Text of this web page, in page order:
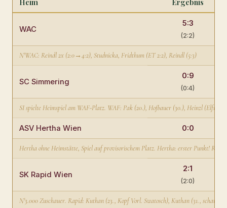
WAC
5:3
(2:2)
N'WAC: Reindl 2x (2:0→4:2), Studnicka, Fridthum (ET 2:2), Reindl (5:3)
SC Simmering
0:9
(0:4)
SI spielte Heimspiel am WAF-Platz. WAF: Pak (20.), Hofbauer (30.), Heinzl (Elfm.
ASV Hertha Wien 0:0
Hertha ohne Heimstätte, Spiel auf provisorischem Platz. Hertha: erster Punkt!
SK Rapid Wien
2:1
(2:0)
N'3.000 Zuschauer. Rapid: Kuthan (23., Kopf Vorl. Swatosch), Kuthan (31., scharfer